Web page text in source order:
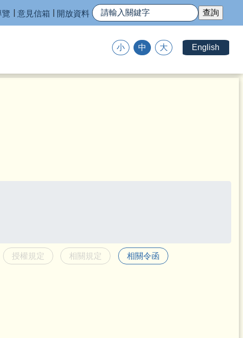
覽 意見信箱 開放資料
小 中 大 English
授權規定 相關規定 相關令函